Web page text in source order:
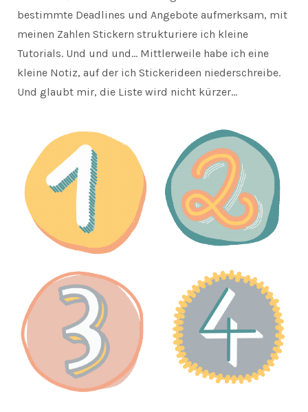
bestimmte Deadlines und Angebote aufmerksam, mit
meinen Zahlen Stickern strukturiere ich kleine
Tutorials. Und und und… Mittlerweile habe ich eine
kleine Notiz, auf der ich Stickerideen niederschreibe.
Und glaubt mir, die Liste wird nicht kürzer…